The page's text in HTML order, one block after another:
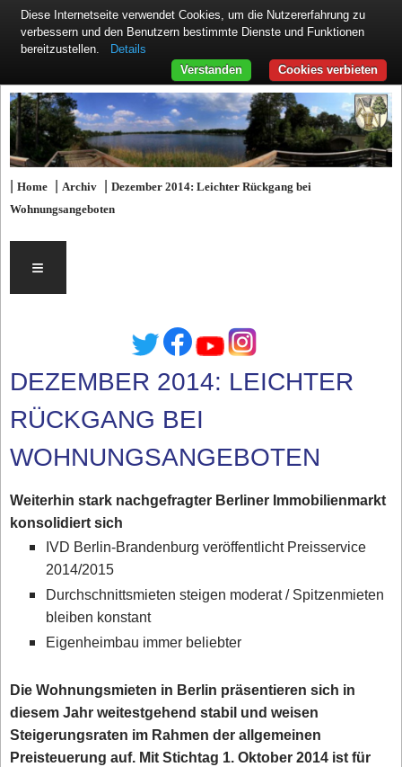
|Home |Archiv |Dezember 2014: Leichter Rückgang bei
Wohnungsangeboten
≡
DEZEMBER 2014: LEICHTER
RÜCKGANG BEI
WOHNUNGSANGEBOTEN
Weiterhin stark nachgefragter Berliner Immobilienmarkt
konsolidiert sich
IVD Berlin-Brandenburg veröffentlicht Preisservice
2014/2015
Durchschnittsmieten steigen moderat / Spitzenmieten
bleiben konstant
Eigenheimbau immer beliebter
Die Wohnungsmieten in Berlin präsentieren sich in
diesem Jahr weitestgehend stabil und weisen
Steigerungsraten im Rahmen der allgemeinen
Preisteuerung auf. Mit Stichtag 1. Oktober 2014 ist für
Diese Internetseite verwendet Cookies, um die Nutzererfahrung zu
verbessern und den Benutzern bestimmte Dienste und Funktionen
bereitzustellen.
Details
Cookies verbieten
Verstanden